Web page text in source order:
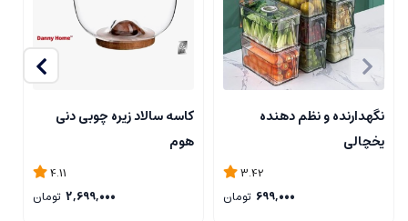
نگهدارنده و نظم دهنده
یخچالی
3.42
699,000 تومان
کاسه سالاد زیره چوبی دنی
هوم
4.11
2,699,000 تومان